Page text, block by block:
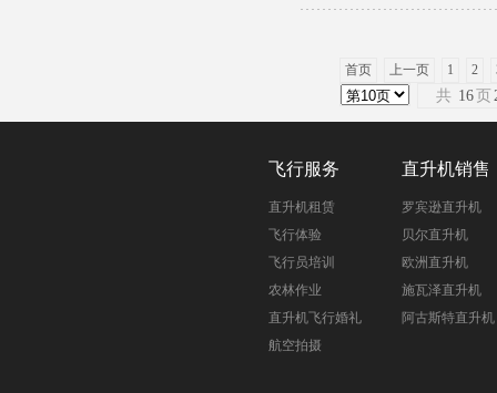
首页 上一页 1 2
共 16 页
飞行服务
直升机租赁
飞行体验
飞行员培训
农林作业
直升机飞行婚礼
航空拍摄
直升机销售
罗宾逊直升机
贝尔直升机
欧洲直升机
施瓦泽直升机
阿古斯特直升机